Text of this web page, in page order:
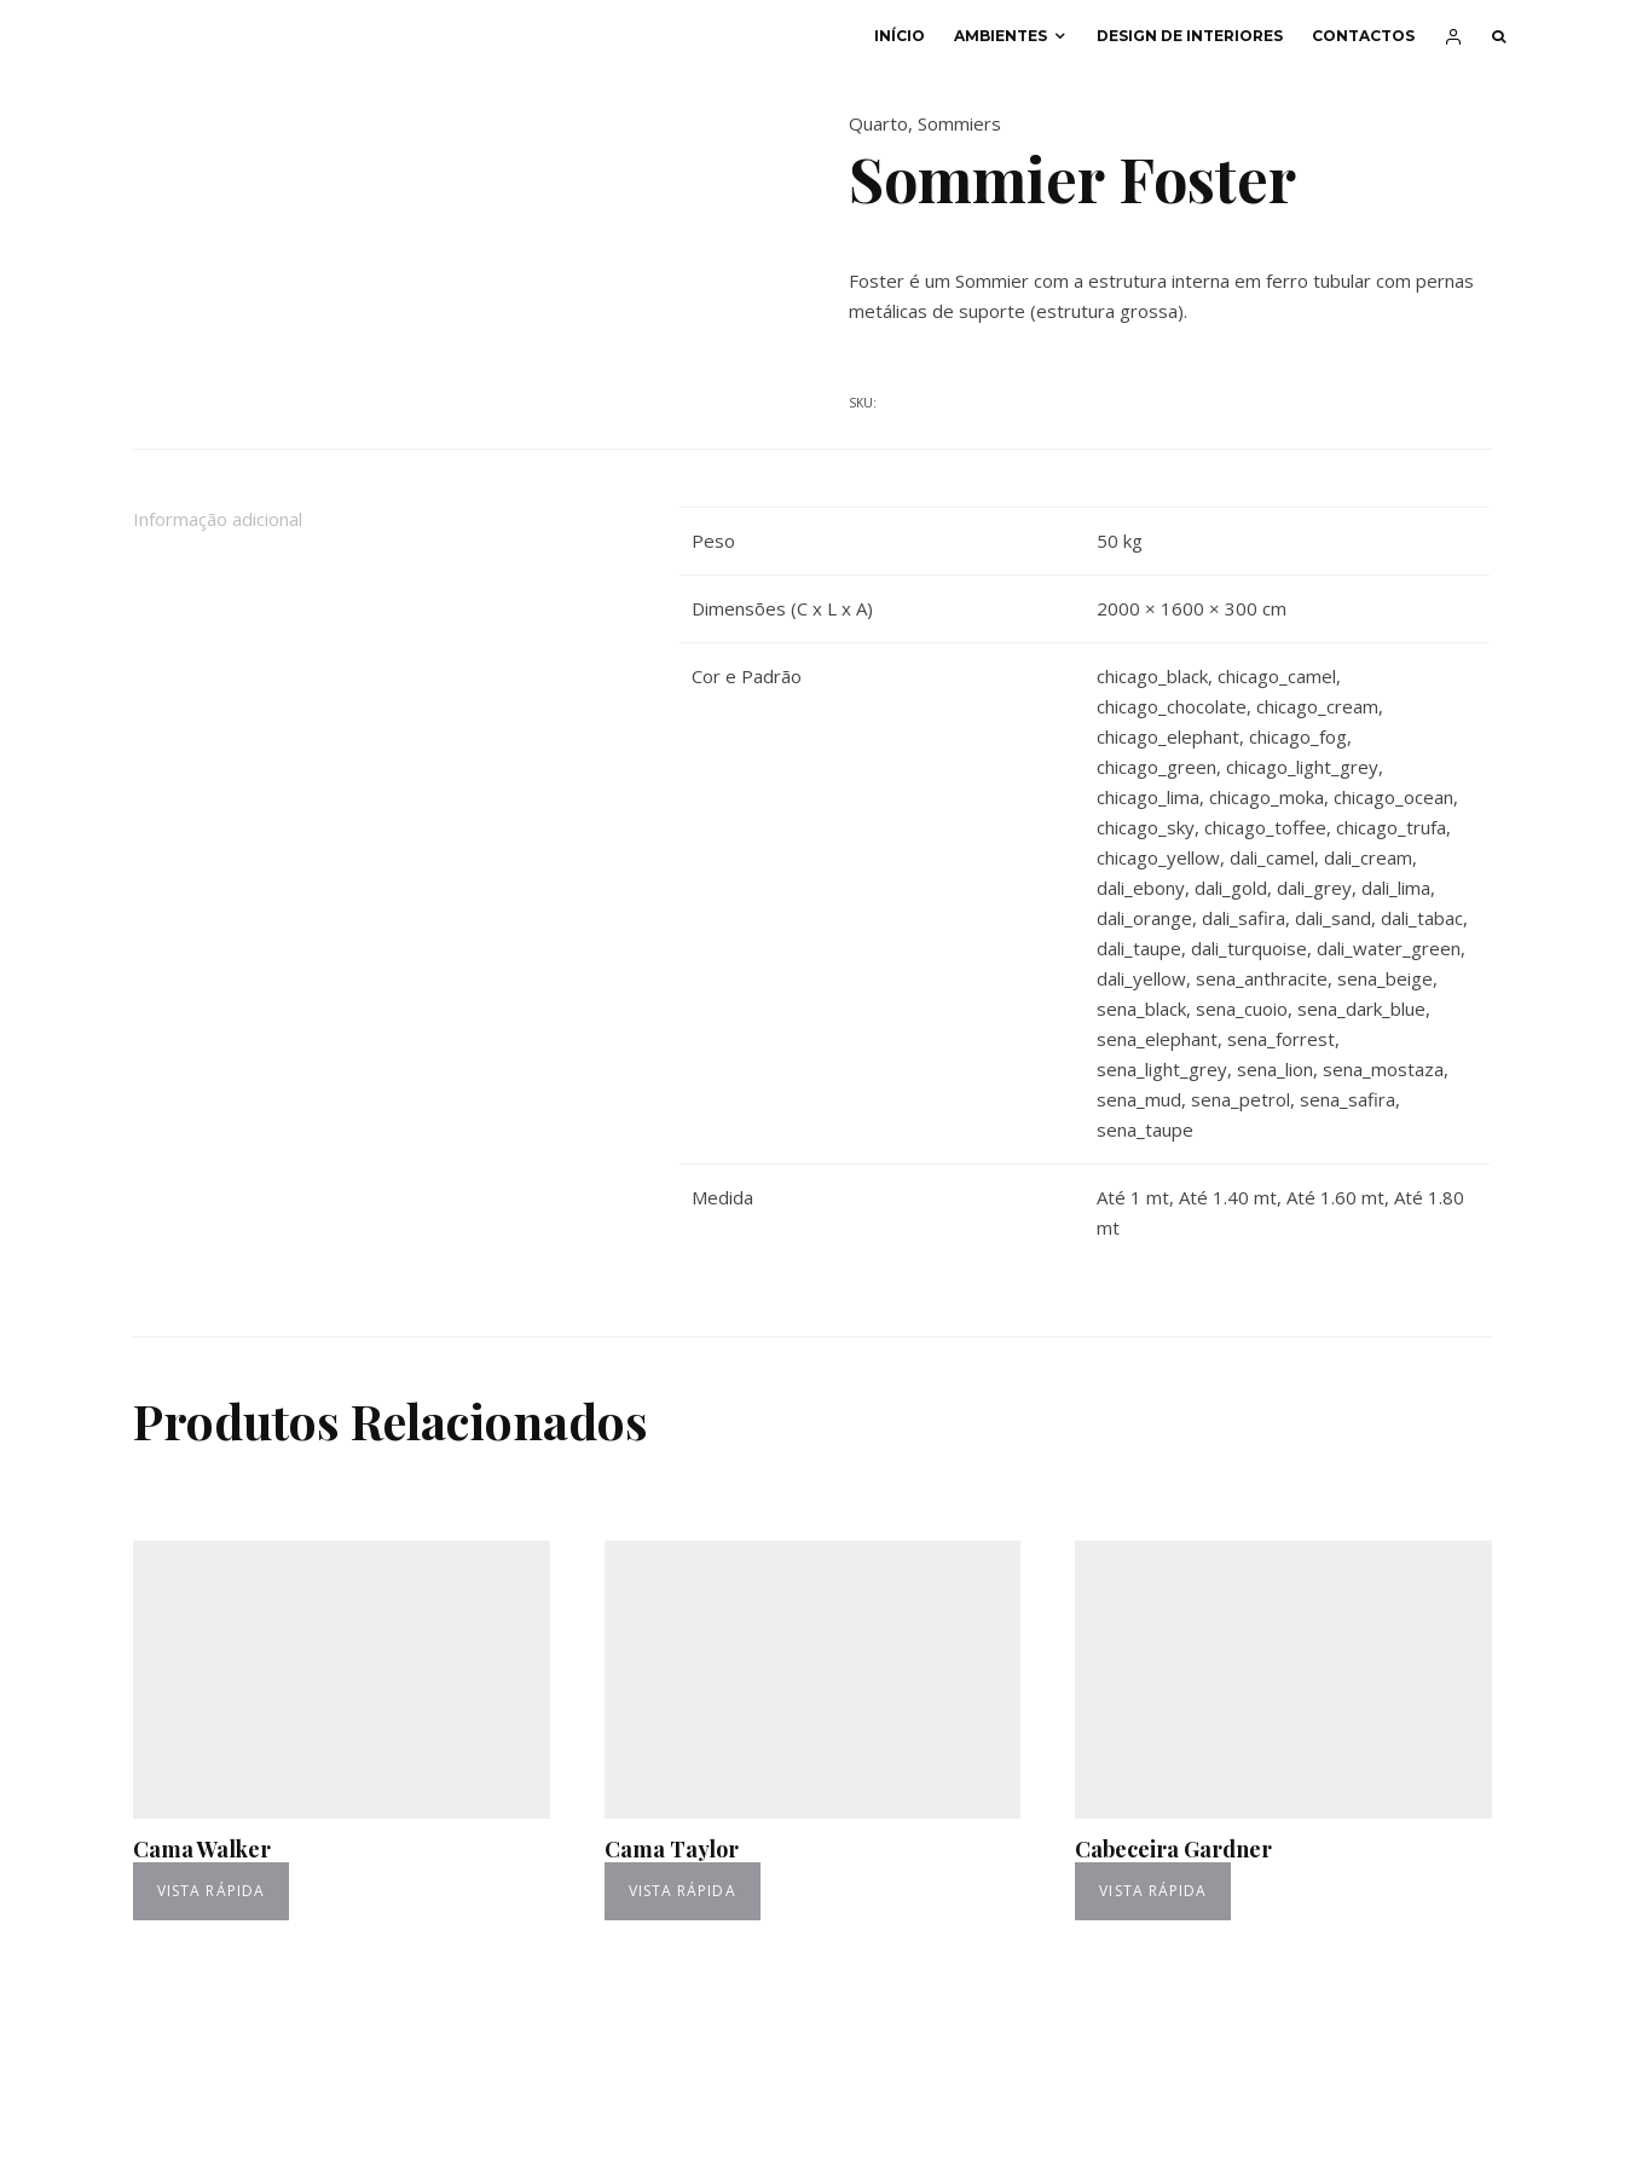
INÍCIO AMBIENTES DESIGN DE INTERIORES CONTACTOS
Quarto, Sommiers
Sommier Foster
Foster é um Sommier com a estrutura interna em ferro tubular com pernas
metálicas de suporte (estrutura grossa).
SKU:
Informação adicional
Peso
50 kg
Dimensões (C x L x A) 2000 × 1600 × 300 cm
Cor e Padrão
chicago_black, chicago_camel,
chicago_chocolate, chicago_cream,
chicago_elephant, chicago_fog,
chicago_green, chicago_light_grey,
chicago_lima, chicago_moka, chicago_ocean,
chicago_sky, chicago_toffee, chicago_trufa,
chicago_yellow, dali_camel, dali_cream,
dali_ebony, dali_gold, dali_grey, dali_lima,
dali_orange, dali_safira, dali_sand, dali_tabac,
dali_taupe, dali_turquoise, dali_water_green,
dali_yellow, sena_anthracite, sena_beige,
sena_black, sena_cuoio, sena_dark_blue,
sena_elephant, sena_forrest,
sena_light_grey, sena_lion, sena_mostaza,
sena_mud, sena_petrol, sena_safira,
sena_taupe
Medida
Até 1 mt, Até 1.40 mt, Até 1.60 mt, Até 1.80
mt
Produtos Relacionados
Cama Walker
VISTA RÁPIDA
Cama Taylor
VISTA RÁPIDA
Cabeceira Gardner
VISTA RÁPIDA